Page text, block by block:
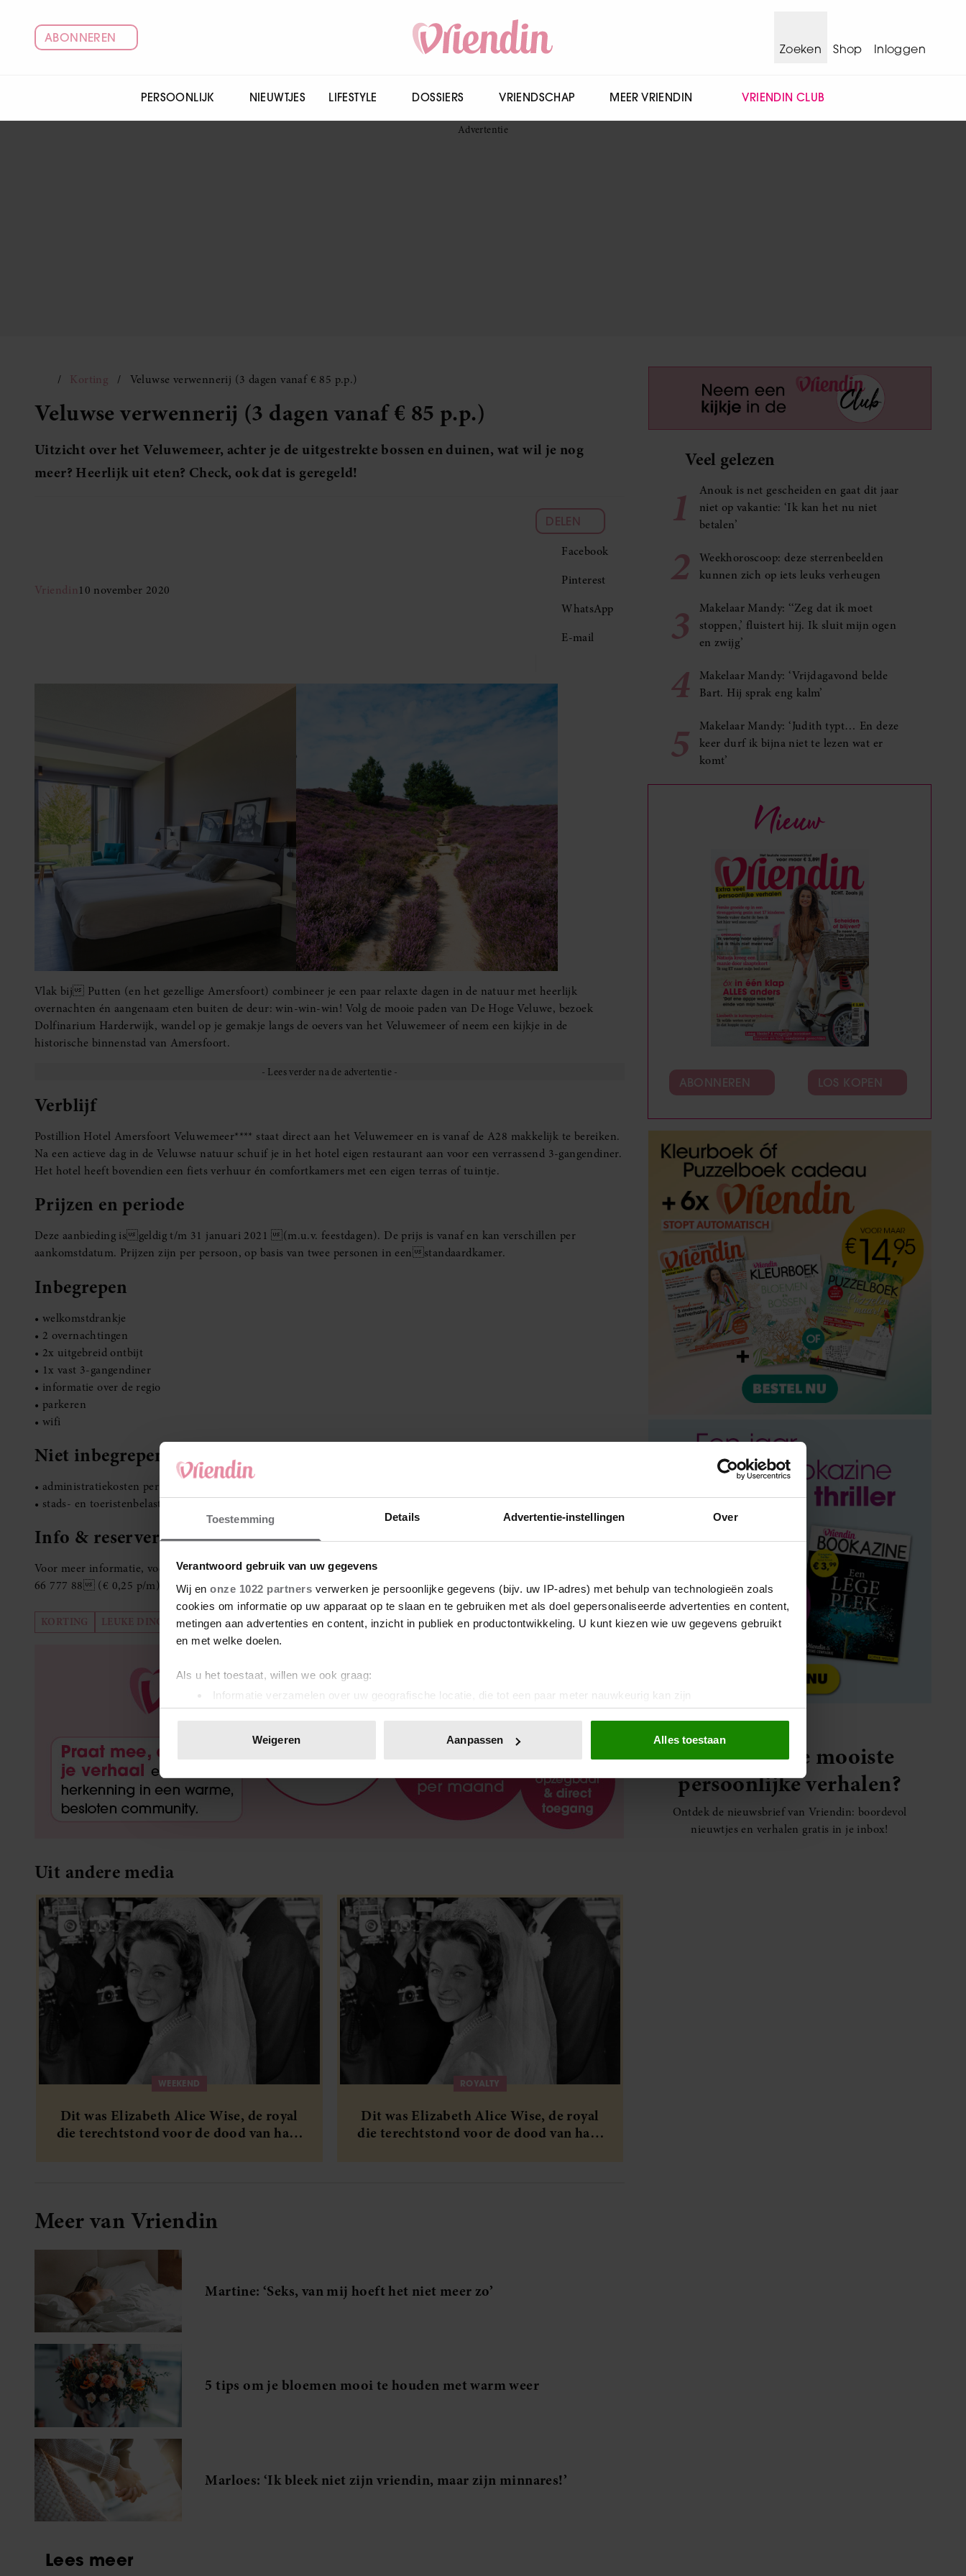
Toestemming Details Advertentie-instellingen Over
Verantwoord gebruik van uw gegevens
Wij en onze 1022 partners verwerken je persoonlijke gegevens (bijv. uw IP-adres) met behulp van technologieën zoals
cookies om informatie op uw apparaat op te slaan en te gebruiken met als doel gepersonaliseerde advertenties en content,
metingen aan advertenties en content, inzicht in publiek en productontwikkeling. U kunt kiezen wie uw gegevens gebruikt
en met welke doelen.
Als u het toestaat, willen we ook graag:
Informatie verzamelen over uw geografische locatie, die tot een paar meter nauwkeurig kan zijn
Uw apparaat identificeren door het actief te scannen op specifieke eigenschappen (fingerprinting)
toestemming op elk moment wijzigen of intrekken in de Cookieverklaring.
We gebruiken cookies om content en advertenties te personaliseren, om functies voor social media te bieden en om ons
websiteverkeer te analyseren. Ook delen we informatie over uw gebruik van onze site met onze partners voor social
media, adverteren en analyse. Deze partners kunnen deze gegevens combineren met andere informatie die u aan ze heeft
verstrekt of die ze hebben verzameld op basis van uw gebruik van hun services. U gaat akkoord met onze cookies als u
Weigeren Aanpassen Alles toestaan
ABONNEREN
Zoeken
Shop Inloggen
PERSOONLIJK NIEUWTJES LIFESTYLE DOSSIERS VRIENDSCHAP MEER VRIENDIN VRIENDIN CLUB
Korting Veluwse verwennerij (3 dagen vanaf € 85 p.p.)
Veluwse verwennerij (3 dagen vanaf € 85 p.p.)
Uitzicht over het Veluwemeer, achter je de uitgestrekte bossen en duinen, wat wil je nog
meer? Heerlijk uit eten? Check, ook dat is geregeld!
Vriendin10 november 2020
DELEN
Facebook
Pinterest
WhatsApp
E-mail
Vlak bij Putten (en het gezellige Amersfoort) combineer je een paar relaxte dagen in de natuur met heerlijk
overnachten én aangenaam eten buiten de deur: win-win-win! Volg de mooie paden van De Hoge Veluwe, bezoek
Dolfinarium Harderwijk, wandel op je gemakje langs de oevers van het Veluwemeer of neem een kijkje in de
historische binnenstad van Amersfoort.
Verblijf
Postillion Hotel Amersfoort Veluwemeer**** staat direct aan het Veluwemeer en is vanaf de A28 makkelijk te bereiken.
Na een actieve dag in de Veluwse natuur schuif je in het hotel eigen restaurant aan voor een verrassend 3-gangendiner.
Het hotel heeft bovendien een fiets verhuur én comfortkamers met een eigen terras of tuintje.
Prijzen en periode
Deze aanbieding isgeldig t/m 31 januari 2021 (m.u.v. feestdagen). De prijs is vanaf en kan verschillen per
aankomstdatum. Prijzen zijn per persoon, op basis van twee personen in eenstandaardkamer.
Inbegrepen
• welkomstdrankje
• 2 overnachtingen
• 2x uitgebreid ontbijt
• 1x vast 3-gangendiner
• informatie over de regio
• parkeren
• wifi
Niet inbegrepen
• administratiekosten per boeking: 1-3 personen € 14,50, 4+ personen € 24,50
• stads- en toeristenbelasting
Info & reserveren
Voor meer informatie, voorwaarden en om te boeken,ga je naarwww.voordeeluitjes.nl/vriendin
66 777 88 (€ 0,25 p/m)
KORTING LEUKE DINGEN DOEN REIZEN
Uit andere media
WEEKEND
Dit was Elizabeth Alice Wise, de royal
die terechtstond voor de dood van haar
ROYALTY
Dit was Elizabeth Alice Wise, de royal
die terechtstond voor de dood van haar
Meer van Vriendin
Martine: ‘Seks, van mij hoeft het niet meer zo’
5 tips om je bloemen mooi te houden met warm weer
Marloes: ‘Ik bleek niet zijn vriendin, maar zijn minnares!’
Veel gelezen
1
Anouk is net gescheiden en gaat dit jaar
niet op vakantie: ‘Ik kan het nu niet
betalen’
2
Weekhoroscoop: deze sterrenbeelden
kunnen zich op iets leuks verheugen
3
Makelaar Mandy: ‘‘Zeg dat ik moet
stoppen,’ fluistert hij. Ik sluit mijn ogen
en zwijg’
4
Makelaar Mandy: ‘Vrijdagavond belde
Bart. Hij sprak eng kalm’
5
Makelaar Mandy: ‘Judith typt… En deze
keer durf ik bijna niet te lezen wat er
komt’
Nieuw
ABONNEREN LOS KOPEN
Elke week de mooiste
persoonlijke verhalen?
Ontdek de nieuwsbrief van Vriendin: boordevol
nieuwtjes en verhalen gratis in je inbox!